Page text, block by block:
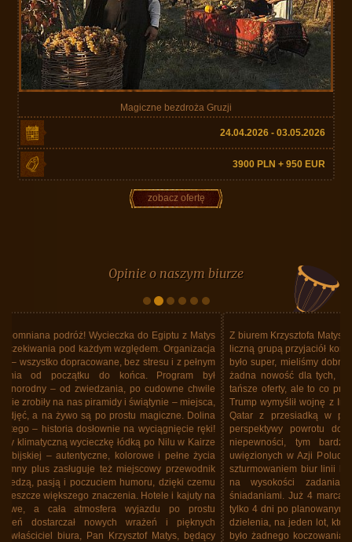
Magiczne bezdroża Gruzji
24.04.2026 - 03.05.2026
3900 PLN + 950 EUR
zobacz ofertę
Opinie o naszym biurze
Z biurem Krzysztofa Matysa byliśmy w Tajlandii. Nie pierwszy raz. Z dość
liczną grupą przyjaciół korzystaliśmy już kilka razy z usług Biura. Zawsze
było super, mieliśmy dobre hotele, fajny program, super jedzenie. Ale to
żadna nowość dla tych, którzy jeździli już z tym Biurem. Wiem, że są
tańsze oferty, ale to co proponuje Matys Travel... Ale do rzeczy. Donald
Trump wymyślił wojnę z Iranem gdy byliśmy w Tajlandii. Lecieliśmy linią
Qatar z przesiadką w porcie Doha. Oczywiście lotnisko zamknięte,
perspektywy powrotu do Polski mgliste. Siadły nastroje z powodu
niepewności, tym bardziej, że wiedziliśmy o tysiącach Polaków
uwięzionych w Azji Poludniowo-Wschodniej, koczowaniu na lotniskach,
szturmowaniem biur linii lotniczych. Krzysztof Matys i jego biuro stanęło
na wysokości zadania. Mieliśmy dobry hotel, ze znakomitymi
śniadaniami. Już 4 marca było wiadomo, że odlecimy Lotem 12 marca
tylko 4 dni po planowanym terminie. Biuro upchnęło nas, wszystkich bez
dzielenia, na jeden lot, który wczoraj tj. 12 marca doszedł do skutku. Nie
było żadnego koczowania na lotnisku. Lot "repatriacyjny" odbył się bez